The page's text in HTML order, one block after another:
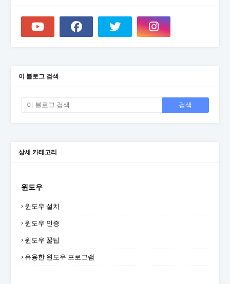
이 블로그 검색
상세 카테고리
윈도우
윈도우 설치
윈도우 인증
윈도우 꿀팁
유용한 윈도우 프로그램